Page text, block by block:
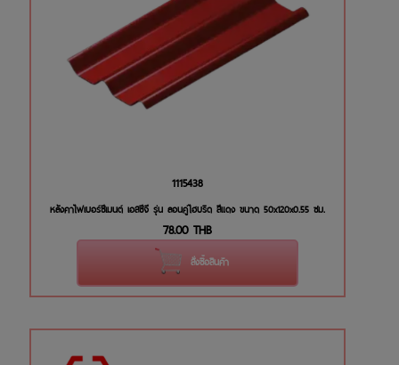
1115438
หลังคาไฟเบอร์ซีเมนต์ เอสซีจี รุ่น ลอนคู่ไฮบริด สีแดง ขนาด 50x120x0.55 ซม.
78.00 THB
สั่งซื้อสินค้า